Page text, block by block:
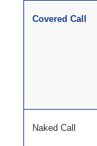
Covered Call
Naked Call